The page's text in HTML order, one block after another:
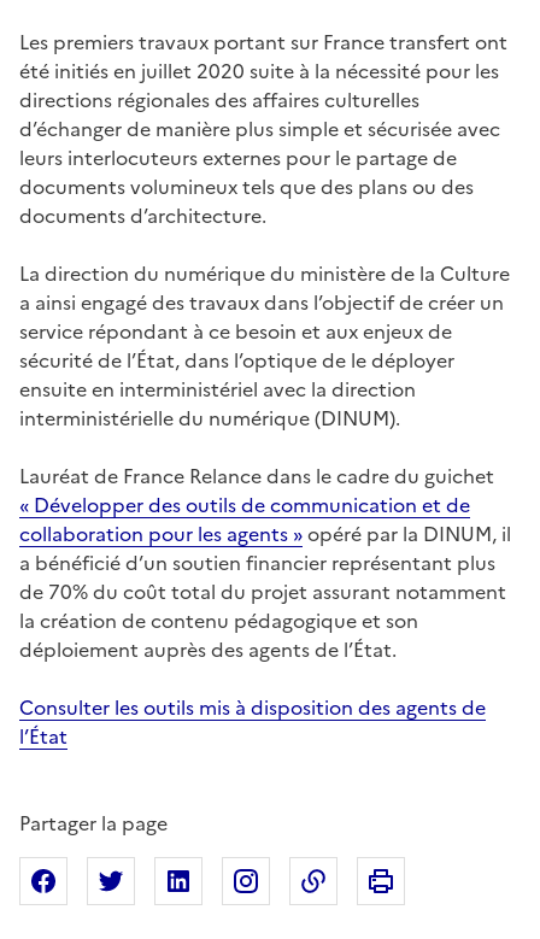
Les premiers travaux portant sur France transfert ont
été initiés en juillet 2020 suite à la nécessité pour les
directions régionales des affaires culturelles
d’échanger de manière plus simple et sécurisée avec
leurs interlocuteurs externes pour le partage de
documents volumineux tels que des plans ou des
documents d’architecture.
La direction du numérique du ministère de la Culture
a ainsi engagé des travaux dans l’objectif de créer un
service répondant à ce besoin et aux enjeux de
sécurité de l’État, dans l’optique de le déployer
ensuite en interministériel avec la direction
interministérielle du numérique (DINUM).
Lauréat de France Relance dans le cadre du guichet
« Développer des outils de communication et de
collaboration pour les agents »opéré par la DINUM, il
a bénéficié d’un soutien financier représentant plus
de 70% du coût total du projet assurant notamment
la création de contenu pédagogique et son
déploiement auprès des agents de l’État.
Consulter les outils mis à disposition des agents de
l’État
Partager la page
Partager sur Facebook
Partager sur XPartager sur Linkedin
Partager sur Instagram
Copier dans le
Imprimer cette